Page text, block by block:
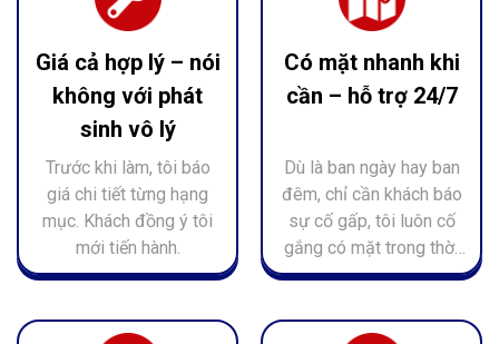
chuẩn – hiệu quả., liên
Giá cả hợp lý – nói
không với phát
sinh vô lý
Trước khi làm, tôi báo
giá chi tiết từng hạng
mục. Khách đồng ý tôi
mới tiến hành.
Có mặt nhanh khi
cần – hỗ trợ 24/7
Dù là ban ngày hay ban
đêm, chỉ cần khách báo
sự cố gấp, tôi luôn cố
gắng có mặt trong thời
gian sớm nhất.